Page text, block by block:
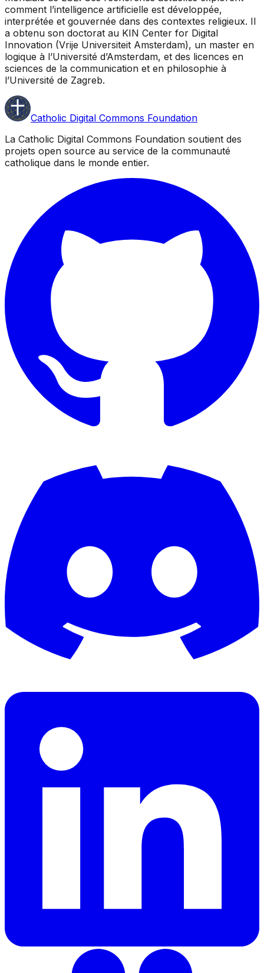
comment l’intelligence artificielle est développée,
interprétée et gouvernée dans des contextes religieux. Il
a obtenu son doctorat au KIN Center for Digital
Innovation (Vrije Universiteit Amsterdam), un master en
logique à l’Université d’Amsterdam, et des licences en
sciences de la communication et en philosophie à
l’Université de Zagreb.
Catholic Digital Commons Foundation
La Catholic Digital Commons Foundation soutient des
projets open source au service de la communauté
catholique dans le monde entier.